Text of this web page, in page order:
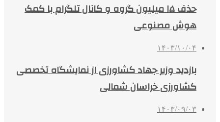
حذف ۱۵ میلیون گروه و کانال تلگرام با کمک
هوش مصنوعی
۱۴۰۳/۱۰/۰۴
بازدید وزیر جهاد کشاورزی از نمایشگاه تخصصی
کشاورزی خراسان شمالی
۱۴۰۳/۰۹/۰۳